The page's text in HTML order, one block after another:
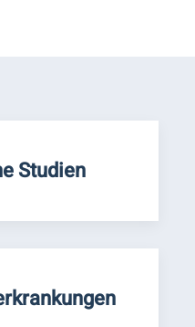
Studien